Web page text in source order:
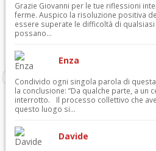
Grazie Giovanni per le tue riflessioni
ferme. Auspico la risoluzione positiva
essere superate le difficoltà di
possano...
Enza
Condivido ogni singola parola di
la conclusione: “Da qualche parte, a un
interrotto. Il processo collettivo che
questo luogo si...
Davide